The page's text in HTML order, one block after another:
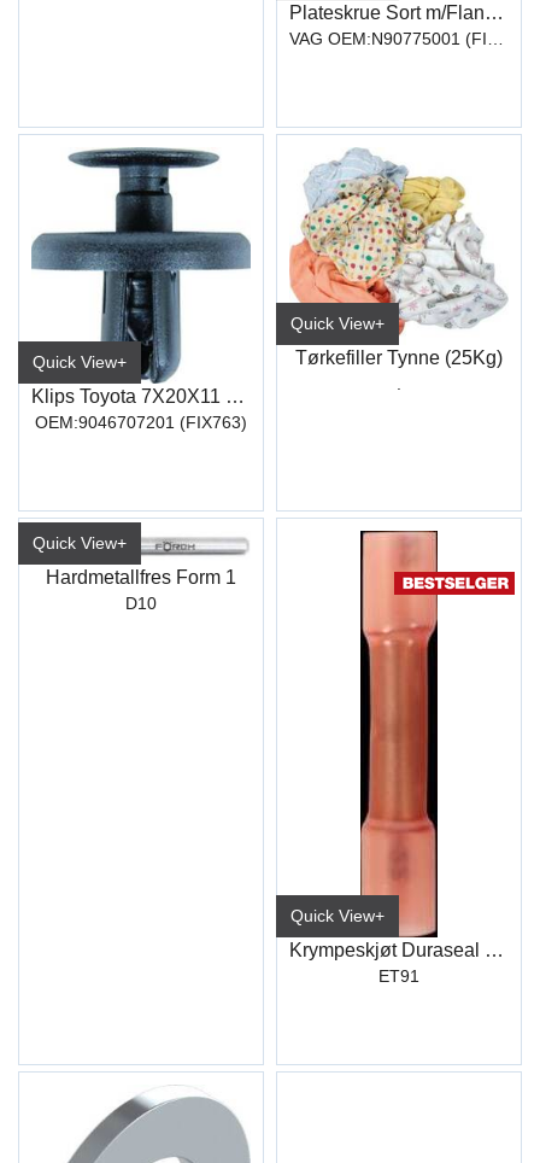
Plateskrue Sort m/Flange 4,8x16 TX25
Quick View+
Klips Toyota 7X20X11 1617
OEM:9046707201 (FIX763)
Quick View+
Tørkefiller Tynne (25Kg)
.
Quick View+
Hardmetallfres Form 1
D10
Quick View+
Krympeskjøt Duraseal Rød (100)
ET91